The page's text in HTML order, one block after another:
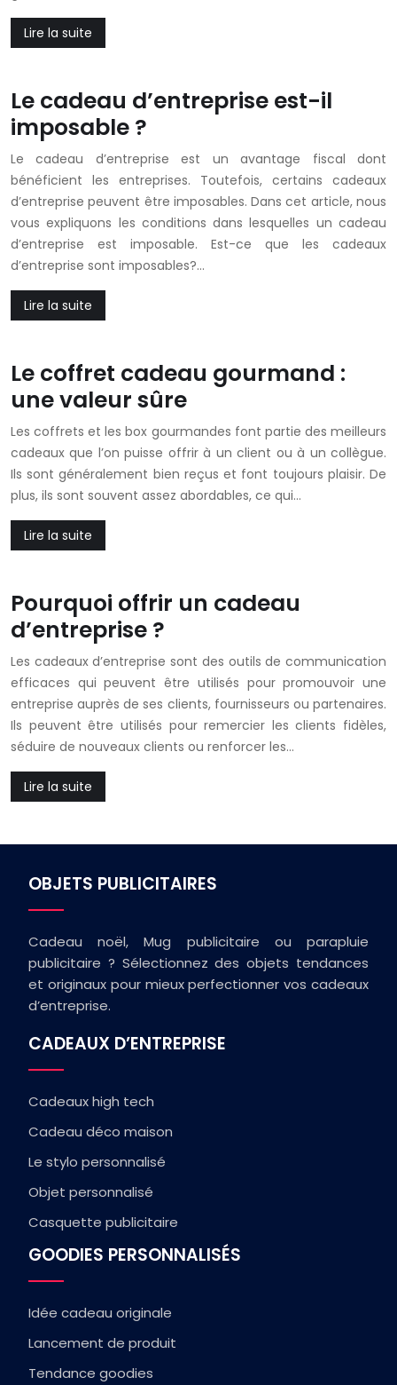
Lire la suite
Le cadeau d’entreprise est-il
imposable ?
Le cadeau d’entreprise est un avantage fiscal dont
bénéficient les entreprises. Toutefois, certains cadeaux
d’entreprise peuvent être imposables. Dans cet article, nous
vous expliquons les conditions dans lesquelles un cadeau
d’entreprise est imposable. Est-ce que les cadeaux
d’entreprise sont imposables?…
Lire la suite
Le coffret cadeau gourmand :
une valeur sûre
Les coffrets et les box gourmandes font partie des meilleurs
cadeaux que l’on puisse offrir à un client ou à un collègue.
Ils sont généralement bien reçus et font toujours plaisir. De
plus, ils sont souvent assez abordables, ce qui…
Lire la suite
Pourquoi offrir un cadeau
d’entreprise ?
Les cadeaux d’entreprise sont des outils de communication
efficaces qui peuvent être utilisés pour promouvoir une
entreprise auprès de ses clients, fournisseurs ou partenaires.
Ils peuvent être utilisés pour remercier les clients fidèles,
séduire de nouveaux clients ou renforcer les…
Lire la suite
OBJETS PUBLICITAIRES
Cadeau noël, Mug publicitaire ou parapluie
publicitaire ? Sélectionnez des objets tendances
et originaux pour mieux perfectionner vos cadeaux
d’entreprise.
CADEAUX D’ENTREPRISE
Cadeaux high tech
Cadeau déco maison
Le stylo personnalisé
Objet personnalisé
Casquette publicitaire
GOODIES PERSONNALISÉS
Idée cadeau originale
Lancement de produit
Tendance goodies